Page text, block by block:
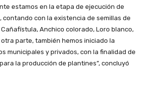
estamos en la etapa de ejecución de
contando con la existencia de semillas de
Anchico colorado, Loro blanco,
parte, también hemos iniciado la
municipales y privados, con la finalidad de
la producción de plantines”, concluyó